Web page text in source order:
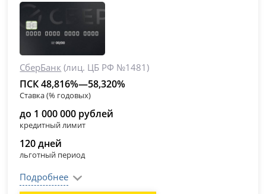
СберБанк (лиц. ЦБ РФ №1481)
ПСК 48,816%—58,320%
Ставка (% годовых)
до 1 000 000 рублей
кредитный лимит
120 дней
льготный период
Подробнее